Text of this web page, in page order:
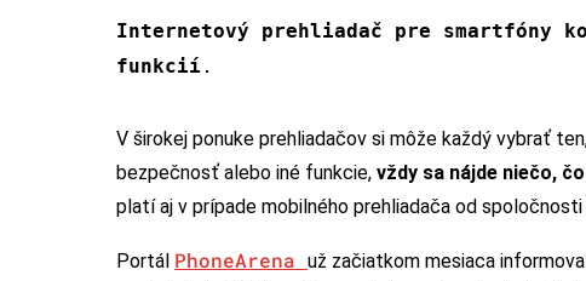
Internetový prehliadač pre smartfóny
funkcií .
V širokej ponuke prehliadačov si môže každý vybrať
bezpečnosť alebo iné funkcie, vždy sa nájde niečo,
platí aj v prípade mobilného prehliadača od spoločnosti
Portál PhoneArena už začiatkom mesiaca